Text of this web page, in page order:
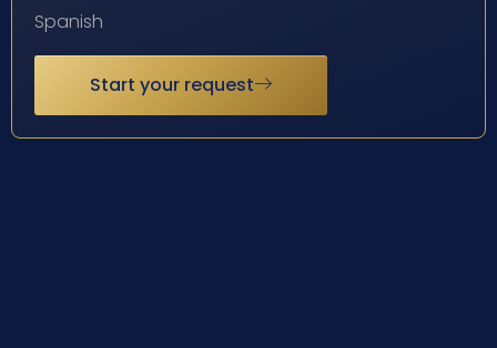
Spanish
Start your request